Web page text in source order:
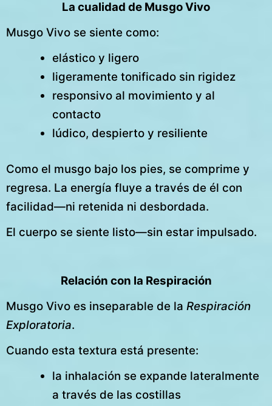
La cualidad de Musgo Vivo
Musgo Vivo se siente como:
elástico y ligero
ligeramente tonificado sin rigidez
responsivo al movimiento y al
contacto
lúdico, despierto y resiliente
Como el musgo bajo los pies, se comprime y
regresa. La energía fluye a través de él con
facilidad—ni retenida ni desbordada.
El cuerpo se siente listo—sin estar impulsado.
Relación con la Respiración
Musgo Vivo es inseparable de la Respiración
Exploratoria.
Cuando esta textura está presente:
la inhalación se expande lateralmente
a través de las costillas